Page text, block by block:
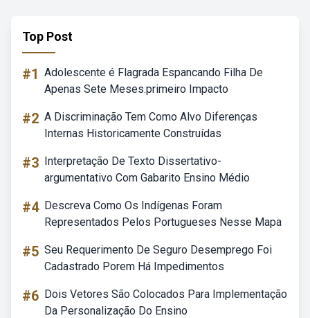
Top Post
#1 Adolescente é Flagrada Espancando Filha De
Apenas Sete Meses.primeiro Impacto
#2 A Discriminação Tem Como Alvo Diferenças
Internas Historicamente Construídas
#3 Interpretação De Texto Dissertativo-
argumentativo Com Gabarito Ensino Médio
#4 Descreva Como Os Indígenas Foram
Representados Pelos Portugueses Nesse Mapa
#5 Seu Requerimento De Seguro Desemprego Foi
Cadastrado Porem Há Impedimentos
#6 Dois Vetores São Colocados Para Implementação
Da Personalização Do Ensino